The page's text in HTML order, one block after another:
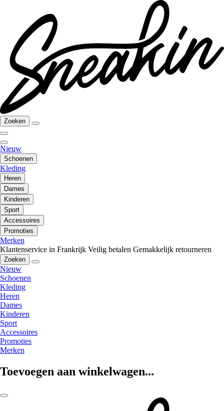
Zoeken
Nieuw
Schoenen
Kleding
Heren
Dames
Kinderen
Sport
Accessoires
Promoties
Merken
Klantenservice in Frankrijk Veilig betalen Gemakkelijk retourneren
Zoeken
Nieuw
Schoenen
Kleding
Heren
Dames
Kinderen
Sport
Accessoires
Promoties
Merken
Toevoegen aan winkelwagen...